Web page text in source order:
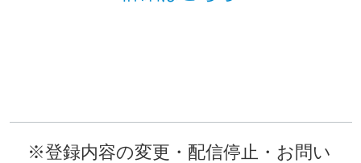
※登録内容の変更・配信停止・お問い